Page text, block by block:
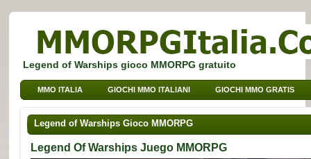
Legend of Warships gioco MMORPG gratuito
MMO ITALIA GIOCHI MMO ITALIANI GIOCHI MMO GRATIS
GIOCHI BROWSER MMO GIOCHI MMO PER BAMBINI
GIOCHI MMO DI SPORT
Legend of Warships Gioco MMORPG
Legend Of Warships Juego MMORPG